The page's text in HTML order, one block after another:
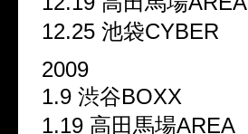
12.25 池袋CYBER
2009
1.9 渋谷BOXX
1.19 高田馬場AREA